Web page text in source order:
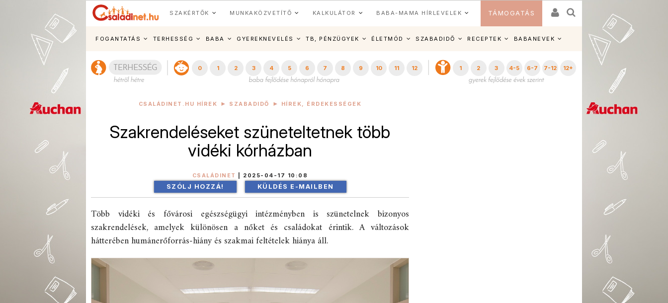
SZAKÉRTŐK MUNKAKÖZVETÍTŐ KALKULÁTOR BABA-MAMA HÍRLEVELEK TÁMOGATÁS
FOGANTATÁS TERHESSÉG BABA GYEREKNEVELÉS TB, PÉNZÜGYEK ÉLETMÓD SZABADIDŐ RECEPTEK BABANEVEK
0 1 2 3 4 5 6 7 8 9 10 11 12 1 2 3 4-5 6-7 7-12 12+
CSALÁDINET.HU HÍREK SZABADIDŐ HÍREK, ÉRDEKESSÉGEK
Szakrendeléseket szüneteltetnek több
vidéki kórházban
CSALÁDINET 2025-04-17 10:08
SZÓLJ HOZZÁ! KÜLDÉS E-MAILBEN
Több vidéki és fővárosi egészségügyi intézményben is szünetelnek bizonyos
szakrendelések, amelyek különösen a nőket és családokat érintik. A változások
hátterében humánerőforrás-hiány és szakmai feltételek hiánya áll.